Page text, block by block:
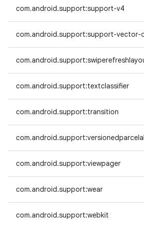
com.android.support:support-v4
com.android.support:support-vector-
com.android.support:textclassifier
com.android.support:transition
com.android.support:viewpager
com.android.support:wear
com.android.support:webkit